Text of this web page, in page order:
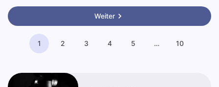
Weiter
1 2 3 4 5 … 10